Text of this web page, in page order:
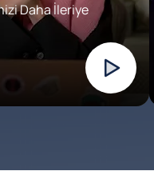
Daha İleriye